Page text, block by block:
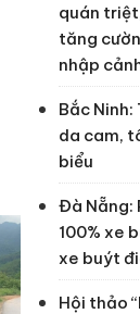
quán
tăng
nhập
Bắc
da cam,
biểu
Đà Nẵng:
100% xe
xe buýt
Hội thảo